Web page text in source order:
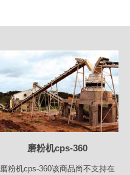
磨粉机cps-360
磨粉机cps-360该商品尚不支持在